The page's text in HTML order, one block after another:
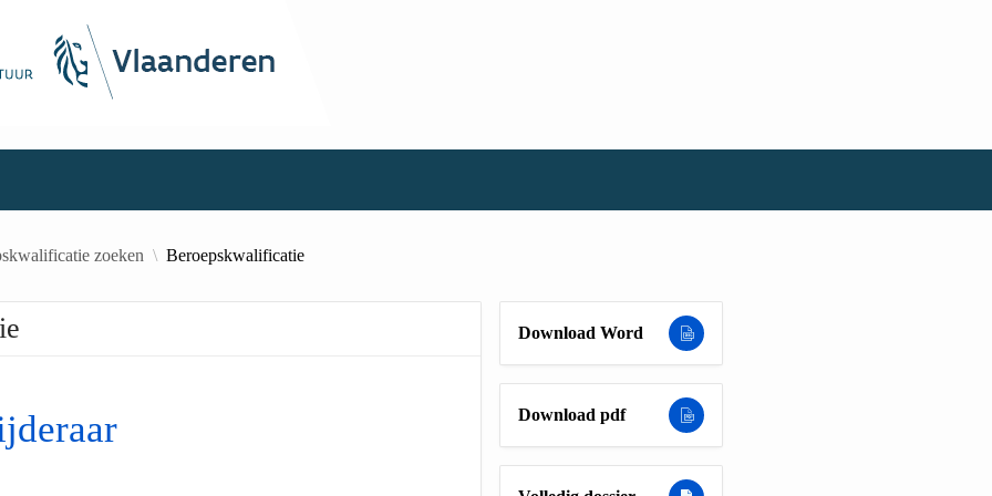
zoeken Beroepskwalificatie
Download Word
Download pdf